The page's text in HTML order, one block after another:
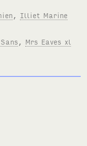
, Illiet Marine
, Mrs Eaves xl